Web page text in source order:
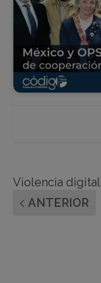
Violencia digital
ANTERIOR